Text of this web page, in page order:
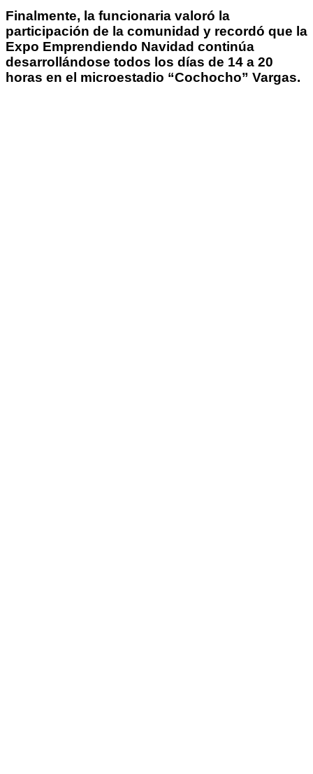
Finalmente, la funcionaria valoró la
participación de la comunidad y recordó que la
Expo Emprendiendo Navidad continúa
desarrollándose todos los días de 14 a 20
horas en el microestadio “Cochocho” Vargas.